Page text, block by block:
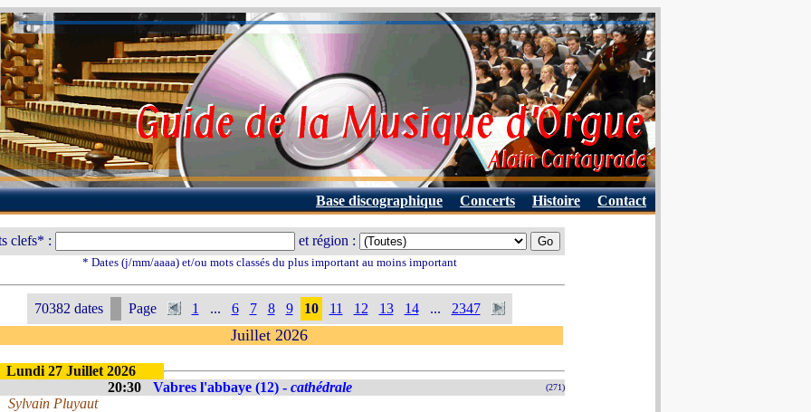
Base discographique Concerts Histoire Contact
clefs* : et région :
* Dates (j/mm/aaaa) et/ou mots classés du plus important au moins important
70382 dates Page 1 ... 6 7 8 9 10 11 12 13 14 ... 2347
Juillet 2026
Lundi 27 Juillet 2026
20:30
Vabres l'abbaye (12) - cathédrale (271)
Sylvain Pluyaut